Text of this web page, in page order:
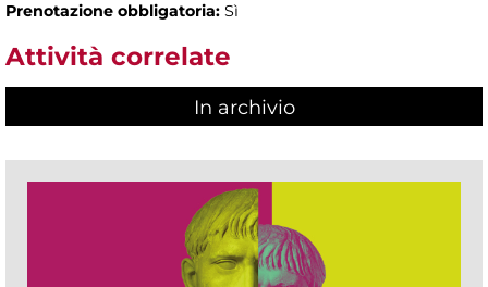
Prenotazione obbligatoria: Sì
Attività correlate
In archivio